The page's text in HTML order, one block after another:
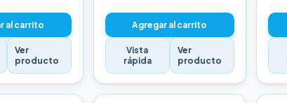
al carrito
Ver
producto
Agregar al carrito
Vista
rápida
Ver
producto